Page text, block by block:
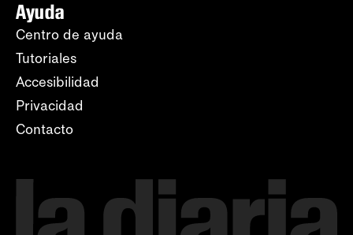
Ayuda
Centro de ayuda
Tutoriales
Accesibilidad
Privacidad
Contacto